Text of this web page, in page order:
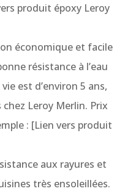
produit époxy Leroy
économique et facile
résistance à l’eau
est d’environ 5 ans,
Leroy Merlin. Prix
: [Lien vers produit
aux rayures et
très ensoleillées.